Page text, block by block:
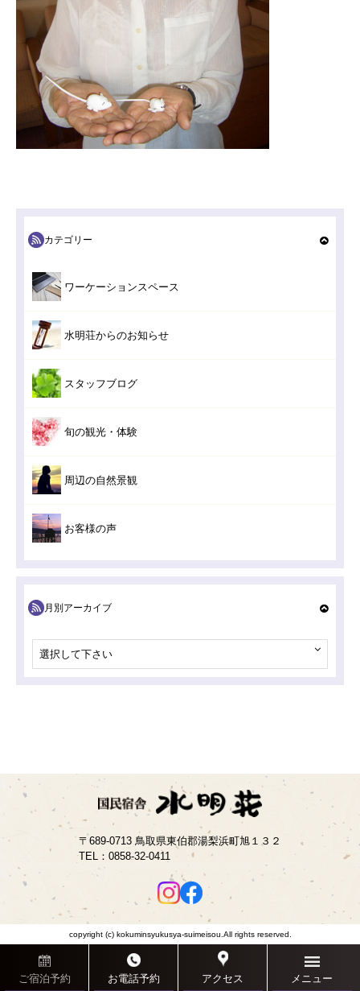
ご宿泊予約 お電話予約 アクセス メニュー
カテゴリー
ワーケーションスペース
水明荘からのお知らせ
スタッフブログ
旬の観光・体験
周辺の自然景観
お客様の声
月別アーカイブ
選択して下さい
〒689-0713 鳥取県東伯郡湯梨浜町旭１３２
TEL： 0858-32-0411
copyright (c) kokuminsyukusya-suimeisou.All rights reserved.